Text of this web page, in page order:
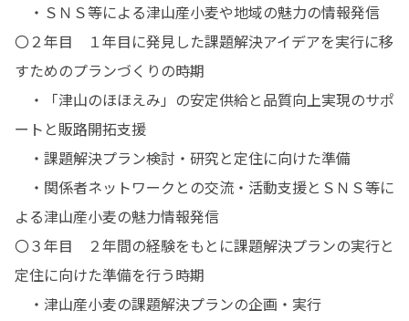
・ＳＮＳ等による津山産小麦や地域の魅力の情報発信
〇２年目　１年目に発見した課題解決アイデアを実行に移
すためのプランづくりの時期
・「津山のほほえみ」の安定供給と品質向上実現のサポ
ートと販路開拓支援
・課題解決プラン検討・研究と定住に向けた準備
・関係者ネットワークとの交流・活動支援とＳＮＳ等に
よる津山産小麦の魅力情報発信
〇３年目　２年間の経験をもとに課題解決プランの実行と
定住に向けた準備を行う時期
・津山産小麦の課題解決プランの企画・実行